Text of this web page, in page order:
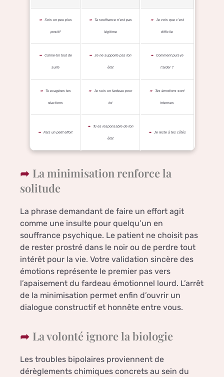
Sois un peu plus
positif
Ta souffrance n’est pas
légitime
Je vois que c’est
difficile
Calme-toi tout de
suite
Je ne supporte pas ton
état
Comment puis-je
t’aider ?
Tu exagères tes
réactions
Je suis un fardeau pour
toi
Tes émotions sont
intenses
Fais un petit effort
Tu es responsable de ton
état
Je reste à tes côtés
La minimisation renforce la
solitude
La phrase demandant de faire un effort agit
comme une insulte pour quelqu’un en
souffrance psychique. Le patient ne choisit pas
de rester prostré dans le noir ou de perdre tout
intérêt pour la vie. Votre validation sincère des
émotions représente le premier pas vers
l’apaisement du fardeau émotionnel lourd. L’arrêt
de la minimisation permet enfin d’ouvrir un
dialogue constructif et honnête entre vous.
La volonté ignore la biologie
Les troubles bipolaires proviennent de
dérèglements chimiques concrets au sein du